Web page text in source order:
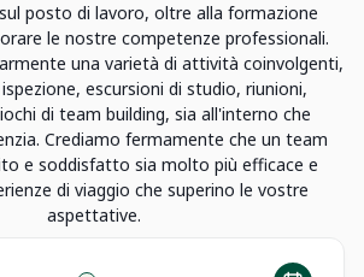
posto di lavoro, oltre alla formazione
le nostre competenze professionali.
una varietà di attività coinvolgenti,
escursioni di studio, riunioni,
di team building, sia all'interno che
Crediamo fermamente che un team
e soddisfatto sia molto più efficace e
di viaggio che superino le vostre
aspettative.